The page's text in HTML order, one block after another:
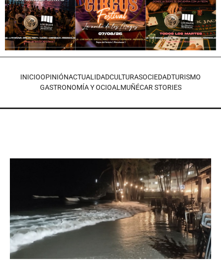
INICIOOPINIÓNACTUALIDADCULTURASOCIEDADTURISMO
GASTRONOMÍA Y OCIOALMUÑÉCAR STORIES